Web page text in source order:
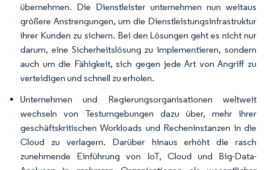
übernehmen. Die Dienstleister unternehmen nun weitaus
größere Anstrengungen, um die Dienstleistungsinfrastruktur
ihrer Kunden zu sichern. Bei den Lösungen geht es nicht nur
darum, eine Sicherheitslösung zu implementieren, sondern
auch um die Fähigkeit, sich gegen jede Art von Angriff zu
verteidigen und schnell zu erholen.
Unternehmen und Regierungsorganisationen weltweit
wechseln von Testumgebungen dazu über, mehr ihrer
geschäftskritischen Workloads und Recheninstanzen in die
Cloud zu verlagern. Darüber hinaus erhöht die rasch
zunehmende Einführung von IoT, Cloud und Big-Data-